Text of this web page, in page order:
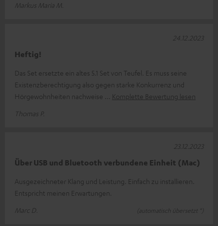
Markus Maria M.
Heftig!
Das Set ersetzte ein altes 5.1 Set von Teufel. Es muss seine
Existenzberechtigung also gegen starke Konkurrenz und
Hörgewohnheiten nachweise
Komplette Bewertung lesen
Thomas P.
24.12.2023
Über USB und Bluetooth verbundene Einheit (Mac)
Ausgezeichneter Klang und Leistung. Einfach zu installieren.
Entspricht meinen Erwartungen.
Marc D.
(automatisch übersetzt *)
23.12.2023